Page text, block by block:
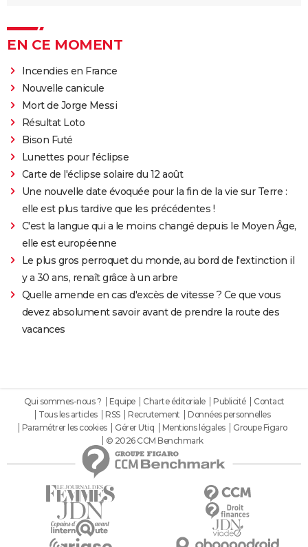
EN CE MOMENT
Incendies en France
Nouvelle canicule
Mort de Jorge Messi
Résultat Loto
Bison Futé
Lunettes pour l'éclipse
Carte de l'éclipse solaire du 12 août
Une nouvelle date évoquée pour la fin de la vie sur Terre :
elle est plus tardive que les précédentes !
C'est la langue qui a le moins changé depuis le Moyen Âge,
elle est européenne
Le plus gros perroquet du monde, au bord de l'extinction il
y a 30 ans, renaît grâce à un arbre
Quelle amende en cas d'excès de vitesse ? Ce que vous
devez absolument savoir avant de prendre la route des
vacances
Qui sommes-nous ? Equipe Charte éditoriale Publicité
Contact
Tous les articles
RSS Recrutement
Données personnelles
Paramétrer les cookies
Gérer Utiq Mentions légales
Groupe Figaro
© 2026 CCM Benchmark